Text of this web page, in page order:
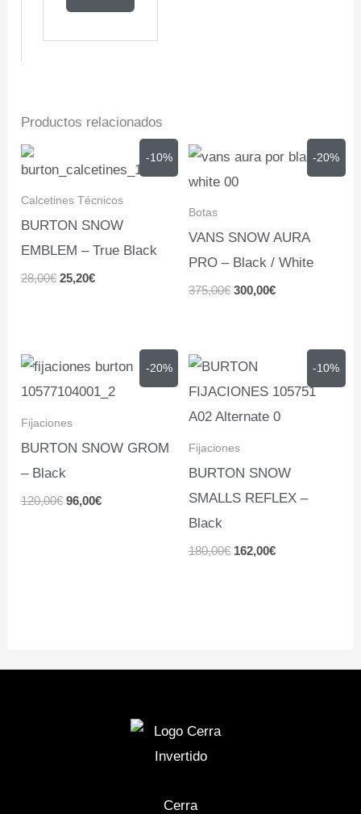
Productos relacionados
-10%
Calcetines Técnicos
BURTON SNOW
EMBLEM – True Black
28,00€ El
25,20€El
-20%
Botas
VANS SNOW AURA
PRO – Black / White
375,00€ El
300,00€El
300,00€.
-20%
Fijaciones
BURTON SNOW GROM
– Black
120,00€ El
96,00€El
-10%
Fijaciones
BURTON SNOW
SMALLS REFLEX –
Black
180,00€ El
162,00€El
Cerra